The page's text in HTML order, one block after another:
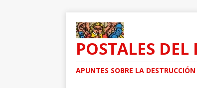
POSTALES
APUNTES SOBRE LA